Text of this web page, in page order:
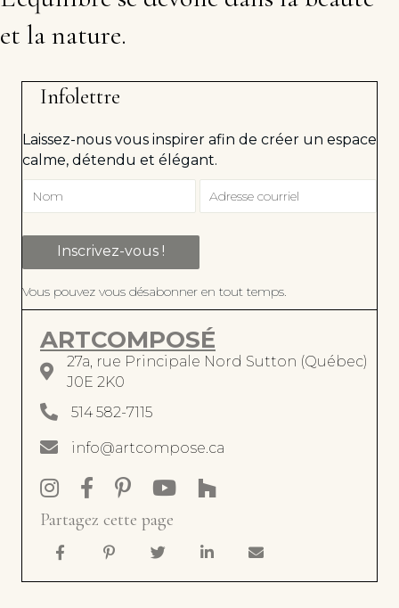
et la nature.
ARTCOMPOSÉ
27a, rue Principale Nord, Sutton J0E 2K0
27a, rue Principale Nord Sutton (Québec)
J0E 2K0
514 582-7115
514 582-7115
info@artcompose.ca
info@artcompose.ca
Instagram artcomposé intérieurs
Facebook artcomposé intérieurs
Pinterest artcomposé intérieurs
Chaine Youtube ArtComposé
ArtComposé sur Houzz
Partagez cette page
Infolettre
Laissez-nous vous inspirer afin de créer un espace
calme, détendu et élégant.
Inscrivez-vous !
Vous pouvez vous désabonner en tout temps.